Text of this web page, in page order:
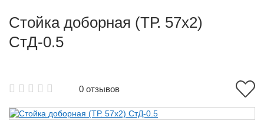
Стойка доборная (ТР. 57х2)
СтД-0.5
0 отзывов